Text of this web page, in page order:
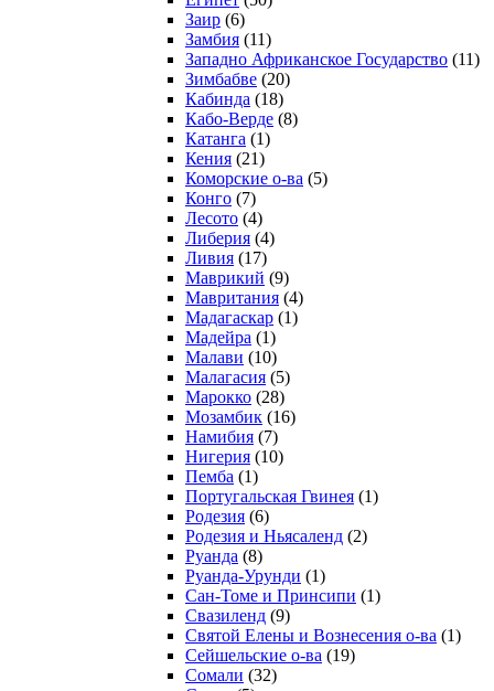
Заир (6)
Замбия (11)
Западно Африканское Государство (11)
Зимбабве (20)
Кабинда (18)
Кабо-Верде (8)
Катанга (1)
Кения (21)
Коморcкие о-ва (5)
Конго (7)
Лесото (4)
Либерия (4)
Ливия (17)
Маврикий (9)
Мавритания (4)
Мадагаскар (1)
Мадейра (1)
Малави (10)
Малагасия (5)
Марокко (28)
Мозамбик (16)
Намибия (7)
Нигерия (10)
Пемба (1)
Португальская Гвинея (1)
Родезия (6)
Родезия и Ньясаленд (2)
Руанда (8)
Руанда-Урунди (1)
Сан-Томе и Принсипи (1)
Свазиленд (9)
Святой Елены и Вознесения о-ва (1)
Сейшельские о-ва (19)
Сомали (32)